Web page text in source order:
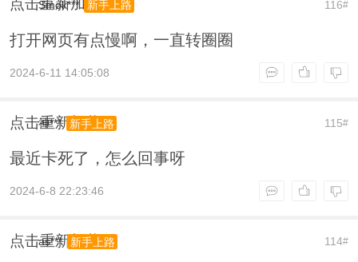
点击重新加载 116#
Smok*** 新手上路
打开网页有点慢啊，一直转圈圈
2024-6-11 14:05:08
点击重新加载 115#
神*** 新手上路
最近卡死了，怎么回事呀
2024-6-8 22:23:46
点击重新加载 114#
as*** 新手上路